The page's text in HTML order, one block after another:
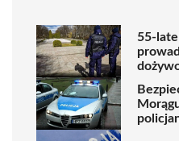
55-